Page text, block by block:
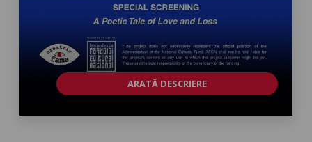
ARATĂ DESCRIERE